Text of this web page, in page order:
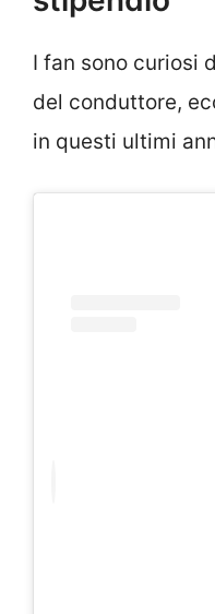
I fan sono curiosi
del conduttore,
in questi ultimi